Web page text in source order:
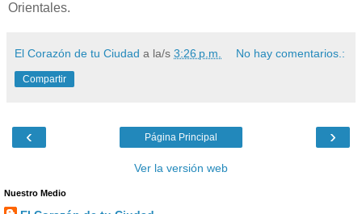
Orientales.
El Corazón de tu Ciudad a la/s 3:26 p.m. No hay comentarios.:
Compartir
‹ ›
Página Principal
Ver la versión web
Nuestro Medio